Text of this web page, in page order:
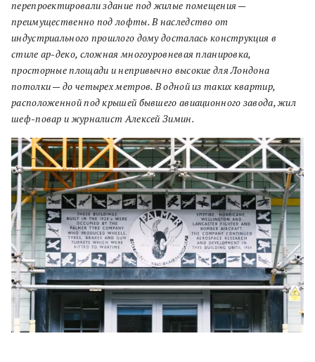
перепроектировали здание под жилые помещения —
преимущественно под лофты. В наследство от
индустриального прошлого дому досталась конструкция в
стиле ар-деко, сложная многоуровневая планировка,
просторные площади и непривычно высокие для Лондона
потолки — до четырех метров. В одной из таких квартир,
расположенной под крышей бывшего авиационного завода, жил
шеф-повар и журналист Алексей Зимин.